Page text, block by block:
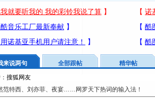
来说两句 全部跟帖
精华帖
范特西、刘亦菲、夜宴……网罗天下热词的输入法！